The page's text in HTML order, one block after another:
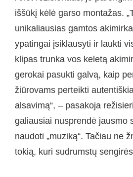
iššūkį kėlė garso montažas.
unikaliausias gamtos
ypatingai įsiklausyti ir laukti
klipas trunka vos keletą
gerokai pasukti galvą, kaip
žiūrovams perteikti
alsavimą“, – pasakoja
galiausiai nusprendė jausmo
naudoti „muziką“. Tačiau ne
tokią, kuri sudrumstų